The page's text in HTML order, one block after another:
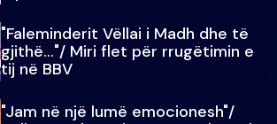
"Faleminderit Vëllai i Madh dhe të
gjithë…"/ Miri flet për rrugëtimin e
tij në BBV
"Jam në një lumë emocionesh"/